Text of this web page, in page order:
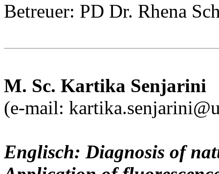
Betreuer: PD Dr. Rhena
M. Sc. Kartika Senjarini
(e-mail:
Englisch: Diagnosis of